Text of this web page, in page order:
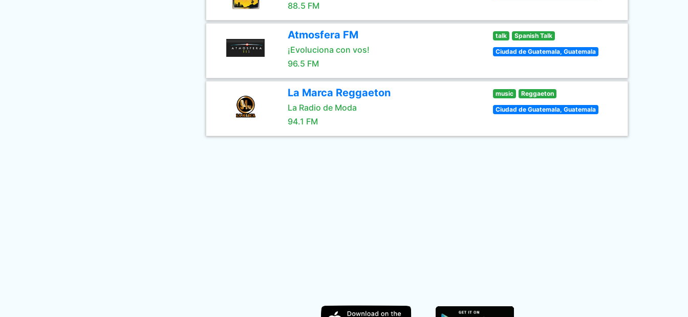
88.5 FM
Atmosfera FM
¡Evoluciona con vos!
96.5 FM
talk Spanish Talk
Ciudad de Guatemala, Guatemala
La Marca Reggaeton
La Radio de Moda
94.1 FM
music Reggaeton
Ciudad de Guatemala, Guatemala